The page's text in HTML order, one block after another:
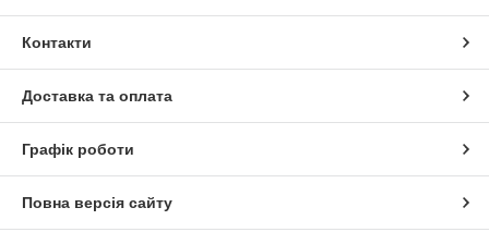
Контакти
Доставка та оплата
Графік роботи
Повна версія сайту